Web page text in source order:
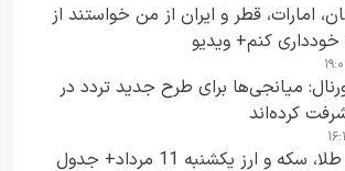
امارات، قطر و ایران از من خواستند از
کنم+ ویدیو
میانجی‌ها برای طرح جدید تردد در
کرده‌اند
و ارز یکشنبه 11 مرداد+ جدول